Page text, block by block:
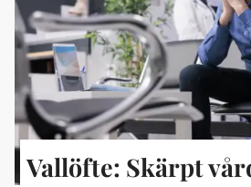
Vallöfte: Skärpt